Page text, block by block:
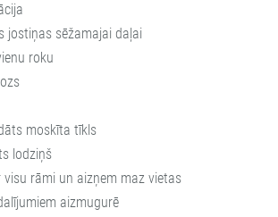
jostiņas sēžamajai daļai
roku
moskīta tīkls
lodziņš
visu rāmi un aizņem maz vietas
aizmugurē